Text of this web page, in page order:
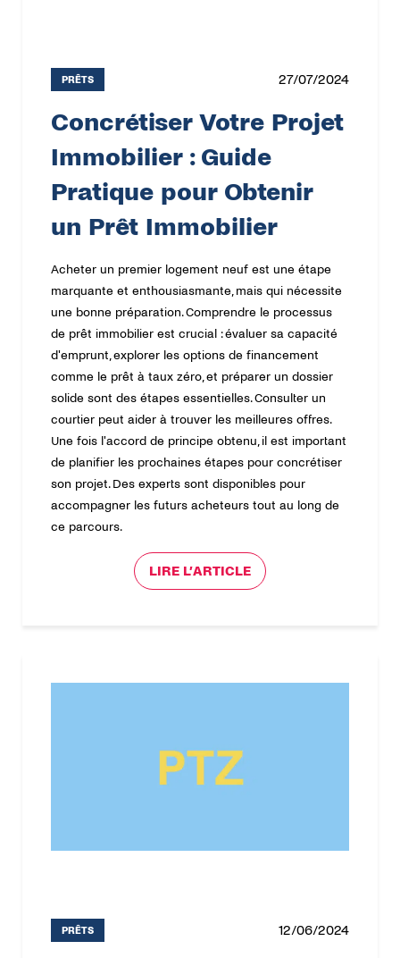
PRÊTS 27/07/2024
Concrétiser Votre Projet
Immobilier : Guide
Pratique pour Obtenir
un Prêt Immobilier
Acheter un premier logement neuf est une étape
marquante et enthousiasmante, mais qui nécessite
une bonne préparation. Comprendre le processus
de prêt immobilier est crucial : évaluer sa capacité
d'emprunt, explorer les options de financement
comme le prêt à taux zéro, et préparer un dossier
solide sont des étapes essentielles. Consulter un
courtier peut aider à trouver les meilleures offres.
Une fois l'accord de principe obtenu, il est important
de planifier les prochaines étapes pour concrétiser
son projet. Des experts sont disponibles pour
accompagner les futurs acheteurs tout au long de
ce parcours.
LIRE L’ARTICLE
PRÊTS 12/06/2024